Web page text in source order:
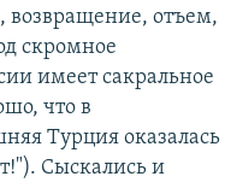
возвращение, отъем,
скромное
имеет сакральное
что в
Турция оказалась
Сыскались и